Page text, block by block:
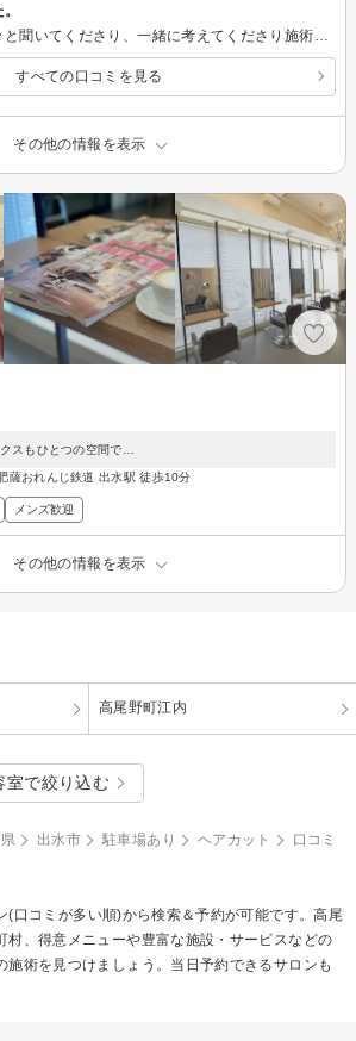
すべての口コミを見る
その他の情報を表示
スもひとつの空間で…
薩おれんじ鉄道 出水駅 徒歩10分
メンズ歓迎
その他の情報を表示
高尾野町江内
室で絞り込む
出水市 駐車場あり ヘアカット
口コミ
(口コミが多い順)から検索＆予約が可能です。高尾
村、得意メニューや豊富な施設・サービスなどの
施術を見つけましょう。当日予約できるサロンも